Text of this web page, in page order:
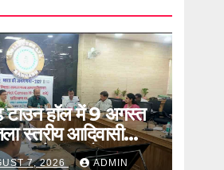
टाउन हॉल में 9 अगस्त
स्तरीय आदिवासी
का होगा आयोजन
7, 2026 ADMIN